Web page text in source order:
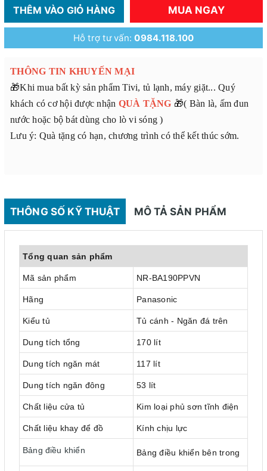
THÊM VÀO GIỎ HÀNG MUA NGAY
Hỗ trợ tư vấn:0984.118.100
THÔNG TIN KHUYẾN MẠI
🎁Khi mua bất kỳ sản phẩm Tivi, tủ lạnh, máy giặt... Quý
khách có cơ hội được nhận QUÀ TẶNG 🎁( Bàn là, ấm đun
nước hoặc bộ bát dùng cho lò vi sóng )
Lưu ý: Quà tặng có hạn, chương trình có thể kết thúc sớm.
THÔNG SỐ KỸ THUẬT MÔ TẢ SẢN PHẨM
Tổng quan sản phẩm
Mã sản phẩm NR-BA190PPVN
Hãng Panasonic
Kiểu tủ Tủ cánh - Ngăn đá trên
Dung tích tổng 170 lít
Dung tích ngăn mát 117 lít
Dung tích ngăn đông 53 lít
Chất liệu cửa tủ Kim loại phủ sơn tĩnh điện
Chất liệu khay để đồ Kính chịu lực
Bảng điều khiển Bảng điều khiển bên trong